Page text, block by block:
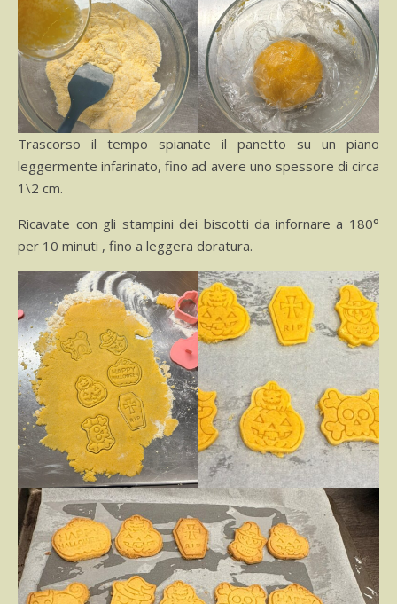
Trascorso il tempo spianate il panetto su un piano
leggermente infarinato, fino ad avere uno spessore di circa
1\2 cm.
Ricavate con gli stampini dei biscotti da infornare a 180°
per 10 minuti , fino a leggera doratura.